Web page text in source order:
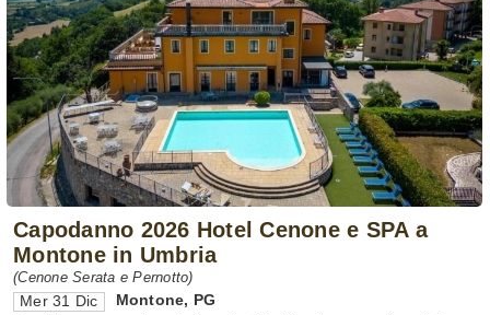
Capodanno 2026 Hotel Cenone e SPA a
Montone in Umbria
(Cenone Serata e Pernotto)
Mer 31 Dic Montone, PG